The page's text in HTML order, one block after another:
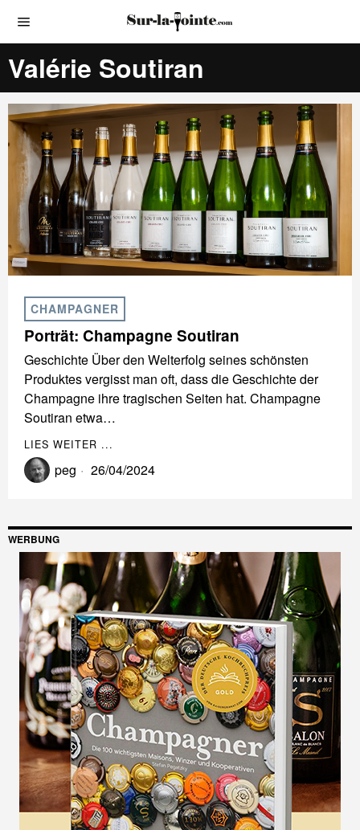
Valérie Soutiran
CHAMPAGNER
Porträt: Champagne Soutiran
Geschichte Über den Welterfolg seines schönsten
Produktes vergisst man oft, dass die Geschichte der
Champagne ihre tragischen Seiten hat. Champagne
Soutiran etwa…
LIES WEITER ...
peg 26/04/2024
WERBUNG